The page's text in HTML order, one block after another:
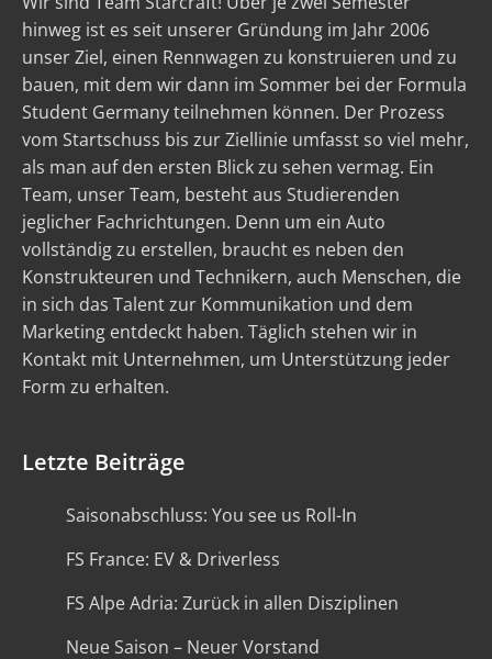
hinweg ist es seit unserer Gründung im Jahr 2006
unser Ziel, einen Rennwagen zu konstruieren und zu
bauen, mit dem wir dann im Sommer bei der Formula
Student Germany teilnehmen können. Der Prozess
vom Startschuss bis zur Ziellinie umfasst so viel mehr,
als man auf den ersten Blick zu sehen vermag. Ein
Team, unser Team, besteht aus Studierenden
jeglicher Fachrichtungen. Denn um ein Auto
vollständig zu erstellen, braucht es neben den
Konstrukteuren und Technikern, auch Menschen, die
in sich das Talent zur Kommunikation und dem
Marketing entdeckt haben. Täglich stehen wir in
Kontakt mit Unternehmen, um Unterstützung jeder
Form zu erhalten.
Letzte Beiträge
Saisonabschluss: You see us Roll-In
FS France: EV & Driverless
FS Alpe Adria: Zurück in allen Disziplinen
Neue Saison – Neuer Vorstand